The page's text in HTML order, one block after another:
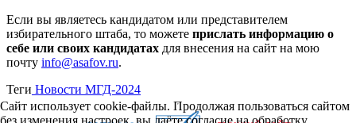
Если вы являетесь кандидатом или представителем
избирательного штаба, то можете прислать информацию о
себе или своих кандидатах для внесения на сайт на мою
почту info@asafov.ru.
Теги Новости МГД-2024
Сайт использует cookie-файлы. Продолжая пользоваться сайтом
без изменения настроек, вы даёте согласие на обработку